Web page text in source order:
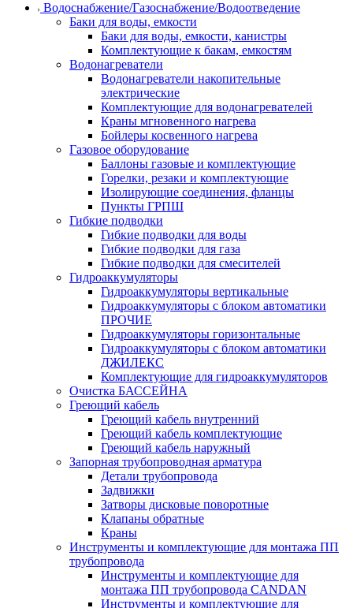
Водоснабжение/Газоснабжение/Водоотведение
Баки для воды, емкости
Баки для воды, емкости, канистры
Комплектующие к бакам, емкостям
Водонагреватели
Водонагреватели накопительные
электрические
Комплектующие для водонагревателей
Краны мгновенного нагрева
Бойлеры косвенного нагрева
Газовое оборудование
Баллоны газовые и комплектующие
Горелки, резаки и комплектующие
Изолирующие соединения, фланцы
Пункты ГРПШ
Гибкие подводки
Гибкие подводки для воды
Гибкие подводки для газа
Гибкие подводки для смесителей
Гидроаккумуляторы
Гидроаккумуляторы вертикальные
Гидроаккумуляторы с блоком автоматики
ПРОЧИЕ
Гидроаккумуляторы горизонтальные
Гидроаккумуляторы с блоком автоматики
ДЖИЛЕКС
Комплектующие для гидроаккумуляторов
Очистка БАССЕЙНА
Греющий кабель
Греющий кабель внутренний
Греющий кабель комплектующие
Греющий кабель наружный
Запорная трубопроводная арматура
Детали трубопровода
Задвижки
Затворы дисковые поворотные
Клапаны обратные
Краны
Инструменты и комплектующие для монтажа ПП
трубопровода
Инструменты и комплектующие для
монтажа ПП трубопровода CANDAN
Инструменты и комплектующие для